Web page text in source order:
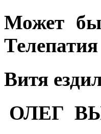
Может
Телепатия
Витя
ОЛЕГ